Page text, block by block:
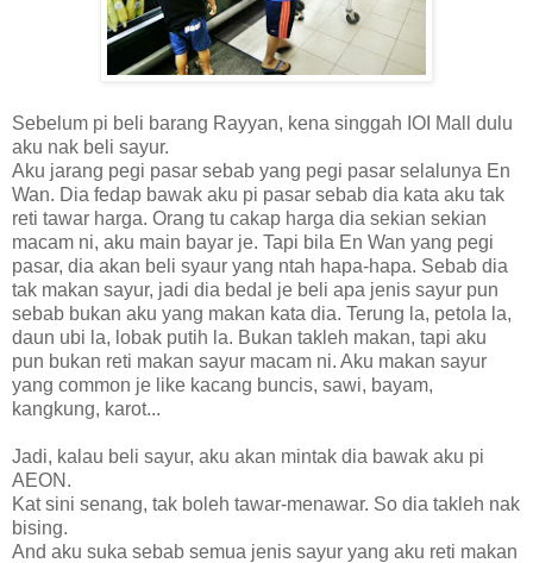
Sebelum pi beli barang Rayyan, kena singgah IOI Mall dulu
aku nak beli sayur.
Aku jarang pegi pasar sebab yang pegi pasar selalunya En
Wan. Dia fedap bawak aku pi pasar sebab dia kata aku tak
reti tawar harga. Orang tu cakap harga dia sekian sekian
macam ni, aku main bayar je. Tapi bila En Wan yang pegi
pasar, dia akan beli syaur yang ntah hapa-hapa. Sebab dia
tak makan sayur, jadi dia bedal je beli apa jenis sayur pun
sebab bukan aku yang makan kata dia. Terung la, petola la,
daun ubi la, lobak putih la. Bukan takleh makan, tapi aku
pun bukan reti makan sayur macam ni. Aku makan sayur
yang common je like kacang buncis, sawi, bayam,
kangkung, karot...
Jadi, kalau beli sayur, aku akan mintak dia bawak aku pi
AEON.
Kat sini senang, tak boleh tawar-menawar. So dia takleh nak
bising.
And aku suka sebab semua jenis sayur yang aku reti makan